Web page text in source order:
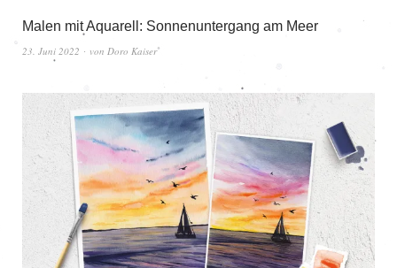
Malen mit Aquarell: Sonnenuntergang am Meer
23. Juni 2022 von Doro Kaiser